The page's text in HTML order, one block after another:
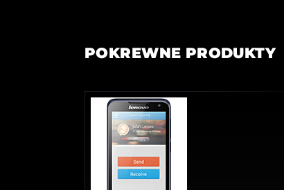
POKREWNE PRODUKTY